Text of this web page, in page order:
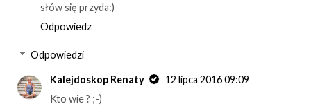
słów się przyda:)
Odpowiedz
Odpowiedzi
Kalejdoskop Renaty
12 lipca 2016 09:09
Kto wie ? ;-)